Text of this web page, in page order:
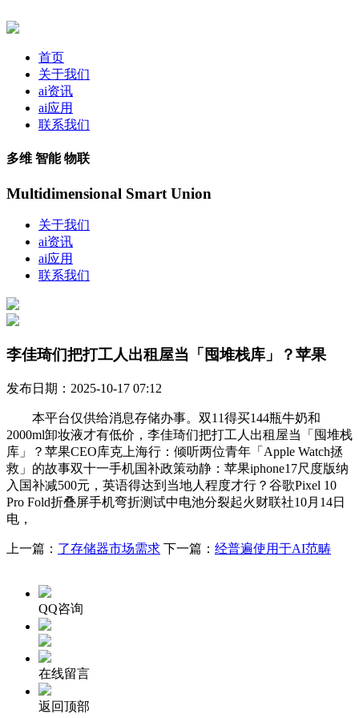
首页
关于我们
ai资讯
ai应用
联系我们
多维 智能 物联
Multidimensional Smart Union
关于我们
ai资讯
ai应用
联系我们
李佳琦们把打工人出租屋当「囤堆栈库」？苹果
发布日期：2025-10-17 07:12
本平台仅供给消息存储办事。双11得买144瓶牛奶和
2000ml卸妆液才有低价，李佳琦们把打工人出租屋当「囤堆栈
库」？苹果CEO库克上海行：倾听两位青年「Apple Watch拯
救」的故事双十一手机国补政策动静：苹果iphone17尺度版纳
入国补减500元，英语得达到当地人程度才行？谷歌Pixel 10
Pro Fold折叠屏手机弯折测试中电池分裂起火财联社10月14日
电，
上一篇： 了存储器市场需求 下一篇： 经普遍使用于AI范畴
QQ咨询
在线留言
返回顶部